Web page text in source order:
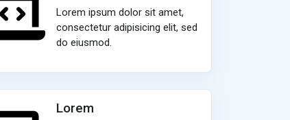
Lorem ipsum dolor sit amet,
consectetur adipisicing elit, sed
do eiusmod.
Lorem